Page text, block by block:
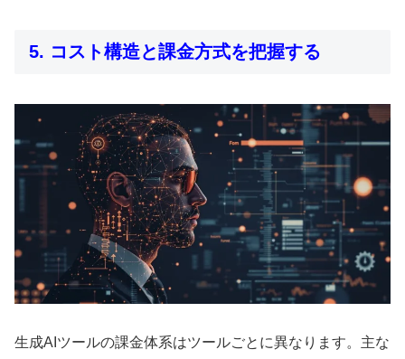
5. コスト構造と課金方式を把握する
生成AIツールの課金体系はツールごとに異なります。主な